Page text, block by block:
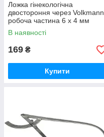
Ложка гінекологічна
двостороння через Volkmann.
робоча частина 6 х 4 мм
В наявності
169 ₴
Купити